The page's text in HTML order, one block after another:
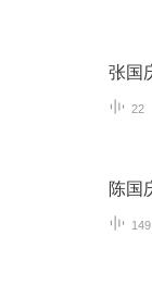
张国
22
陈国
149